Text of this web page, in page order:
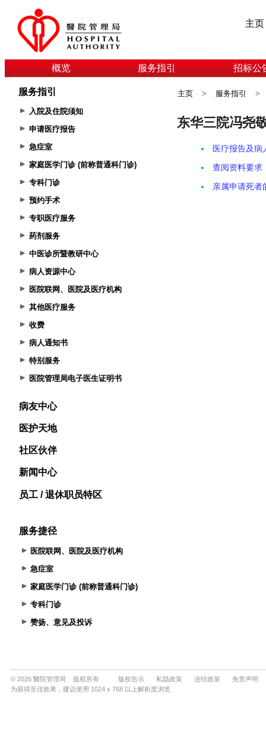
主页
概览 服务指引 招标公
服务指引
入院及住院须知
申请医疗报告
急症室
家庭医学门诊 (前称普通科门诊)
专科门诊
预约手术
专职医疗服务
药剂服务
中医诊所暨教研中心
病人资源中心
医院联网、医院及医疗机构
其他医疗服务
收费
病人通知书
特别服务
医院管理局电子医生证明书
病友中心
医护天地
社区伙伴
新闻中心
员工 / 退休职员特区
服务捷径
医院联网、医院及医疗机构
急症室
家庭医学门诊 (前称普通科门诊)
专科门诊
赞扬、意见及投诉
主页 > 服务指引 >
© 2026 醫院管理局 版权所有 版权告示 私隐政策 连结政策
免责声明
为获得至佳效果，建议使用 1024 x 768 以上解析度浏览